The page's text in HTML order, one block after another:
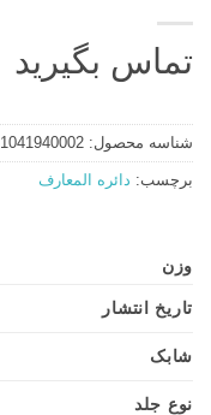
تماس بگیرید
شناسه محصول: 1041940002
برچسب: دائره المعارف
وزن
تاریخ انتشار
شابک
نوع جلد